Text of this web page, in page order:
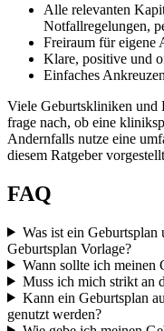
Alle relevanten
Notfallregelungen,
Freiraum für eigene
Klare, positive und
Einfaches
Viele Geburtskliniken und
frage nach, ob eine
Andernfalls nutze eine
diesem Ratgeber
FAQ
Was ist ein
Geburtsplan Vorlage?
Wann sollte ich meinen
Muss ich mich strikt an
Kann ein Geburtsplan
genutzt werden?